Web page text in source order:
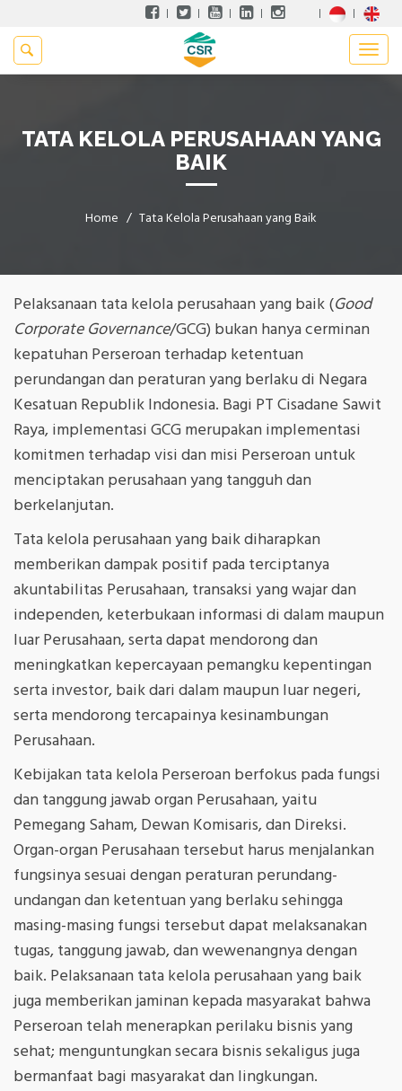
TATA KELOLA PERUSAHAAN YANG
BAIK
Home Tata Kelola Perusahaan yang Baik
Pelaksanaan tata kelola perusahaan yang baik (Good
Corporate Governance/GCG) bukan hanya cerminan
kepatuhan Perseroan terhadap ketentuan
perundangan dan peraturan yang berlaku di Negara
Kesatuan Republik Indonesia. Bagi PT Cisadane Sawit
Raya, implementasi GCG merupakan implementasi
komitmen terhadap visi dan misi Perseroan untuk
menciptakan perusahaan yang tangguh dan
berkelanjutan.
Tata kelola perusahaan yang baik diharapkan
memberikan dampak positif pada terciptanya
akuntabilitas Perusahaan, transaksi yang wajar dan
independen, keterbukaan informasi di dalam maupun
luar Perusahaan, serta dapat mendorong dan
meningkatkan kepercayaan pemangku kepentingan
serta investor, baik dari dalam maupun luar negeri,
serta mendorong tercapainya kesinambungan
Perusahaan.
Kebijakan tata kelola Perseroan berfokus pada fungsi
dan tanggung jawab organ Perusahaan, yaitu
Pemegang Saham, Dewan Komisaris, dan Direksi.
Organ-organ Perusahaan tersebut harus menjalankan
fungsinya sesuai dengan peraturan perundang-
undangan dan ketentuan yang berlaku sehingga
masing-masing fungsi tersebut dapat melaksanakan
tugas, tanggung jawab, dan wewenangnya dengan
baik. Pelaksanaan tata kelola perusahaan yang baik
juga memberikan jaminan kepada masyarakat bahwa
Perseroan telah menerapkan perilaku bisnis yang
sehat; menguntungkan secara bisnis sekaligus juga
bermanfaat bagi masyarakat dan lingkungan.